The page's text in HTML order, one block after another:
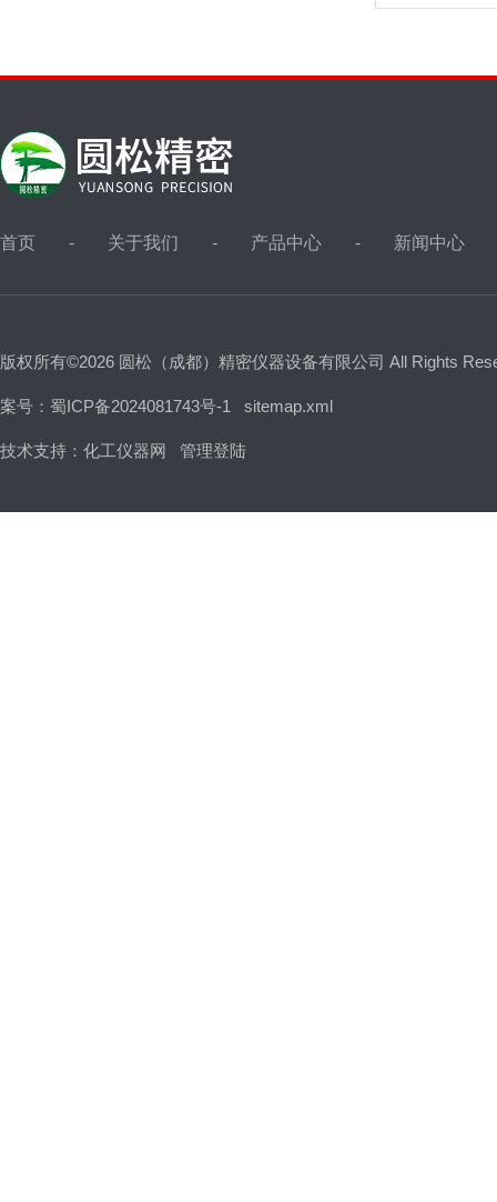
首页 关于我们 产品中心 新闻中心
版权所有©2026 圆松（成都）精密仪器设备有限公司 All Rights
案号：蜀ICP备2024081743号-1 sitemap.xml
技术支持： 化工仪器网 管理登陆